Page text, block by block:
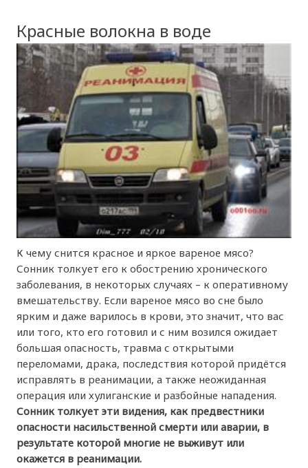
Красные волокна в воде
К чему снится красное и яркое вареное мясо?
Сонник толкует его к обострению хронического
заболевания, в некоторых случаях – к оперативному
вмешательству. Если вареное мясо во сне было
ярким и даже варилось в крови, это значит, что вас
или того, кто его готовил и с ним возился ожидает
большая опасность, травма с открытыми
переломами, драка, последствия которой придётся
исправлять в реанимации, а также неожиданная
операция или хулиганские и разбойные нападения.
Сонник толкует эти видения, как предвестники
опасности насильственной смерти или аварии, в
результате которой многие не выживут или
окажется в реанимации.